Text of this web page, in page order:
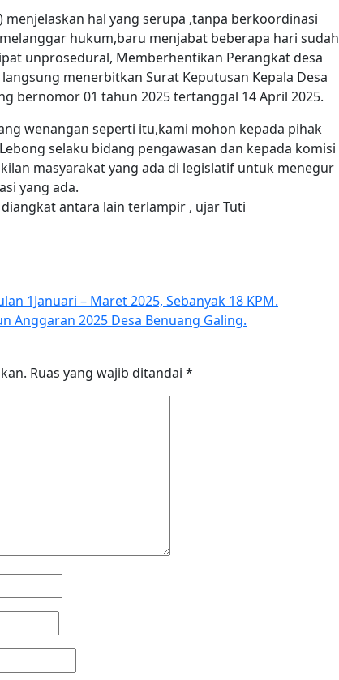
hal yang serupa ,tanpa berkoordinasi
hukum,baru menjabat beberapa hari sudah
unprosedural, Memberhentikan Perangkat desa
menerbitkan Surat Keputusan Kepala Desa
bernomor 01 tahun 2025 tertanggal 14 April 2025.
wenangan seperti itu,kami mohon kepada pihak
selaku bidang pengawasan dan kepada komisi
masyarakat yang ada di legislatif untuk menegur
yang ada.
antara lain terlampir , ujar Tuti
1Januari – Maret 2025, Sebanyak 18 KPM.
Anggaran 2025 Desa Benuang Galing.
Ruas yang wajib ditandai *